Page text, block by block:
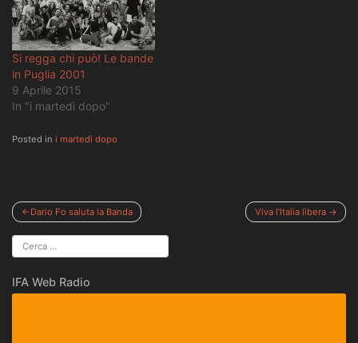
Si regga chi può! Le bande
in Puglia 2001
9 Aprile 2015
In "i martedì dopo"
Posted in i martedì dopo
Navigazione
articoli
Dario Fo saluta la Banda Viva l’Italia libera
IFA Web Radio